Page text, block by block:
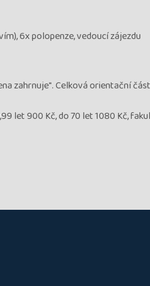
6x polopenze, vedoucí zájezdu
zahrnuje". Celková orientační
let 900 Kč, do 70 let 1080 Kč,